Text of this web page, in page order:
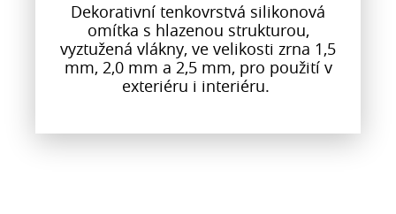
Dekorativní tenkovrstvá silikonová
omítka s hlazenou strukturou,
vyztužená vlákny, ve velikosti zrna 1,5
mm, 2,0 mm a 2,5 mm, pro použití v
exteriéru i interiéru.